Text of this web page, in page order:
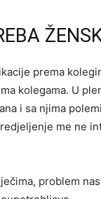
prema
kolegama. U
i sa njima
me ne
problem